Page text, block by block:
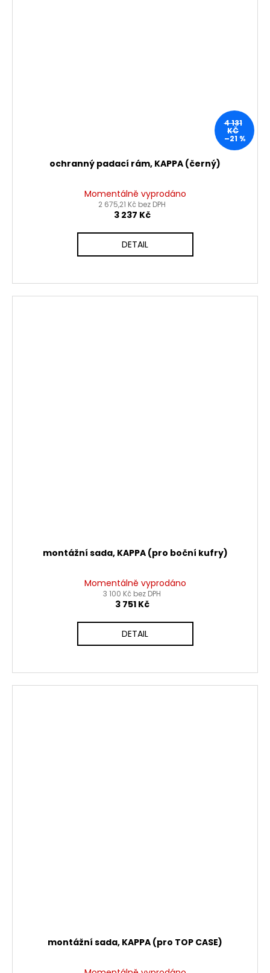
4 131
KČ
–21 %
ochranný padací rám, KAPPA (černý)
Momentálně vyprodáno
2 675,21 Kč bez DPH
3 237 Kč
DETAIL
montážní sada, KAPPA (pro boční kufry)
Momentálně vyprodáno
3 100 Kč bez DPH
3 751 Kč
DETAIL
montážní sada, KAPPA (pro TOP CASE)